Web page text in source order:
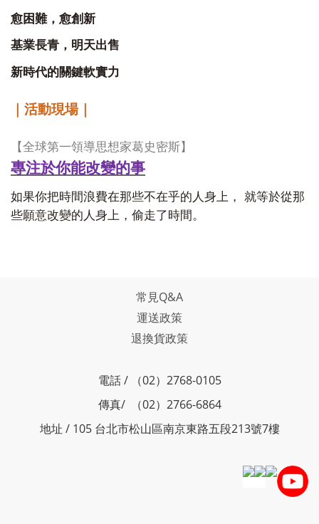
愈困難，愈創新
基業長青，明天出售
新時代的關鍵軟實力
｜活動現場｜
【全球第一領導思想家葛史密斯】
專注於你能改變的事
如果你把時間浪費在那些不在乎的人身上， 就等於從那
些願意改變的人身上，偷走了時間。
常見Q&A
運送政策
退換貨政策
電話 / （02）2768-0105
傳真/ （02）2766-6864
地址 / 105 台北市松山區南京東路五段213號7樓